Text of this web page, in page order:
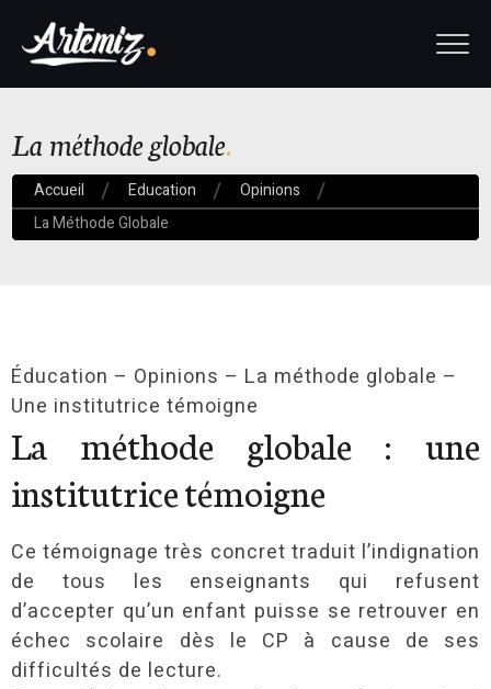
La méthode globale
Accueil Education
Opinions
La Méthode Globale
Éducation – Opinions – La méthode globale –
Une institutrice témoigne
La méthode globale : une
institutrice témoigne
Ce témoignage très concret traduit l’indignation
de tous les enseignants qui refusent
d’accepter qu’un enfant puisse se retrouver en
échec scolaire dès le CP à cause de ses
difficultés de lecture.